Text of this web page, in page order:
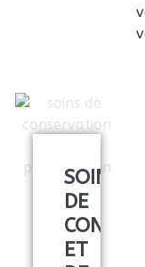
SOINS
DE
ET